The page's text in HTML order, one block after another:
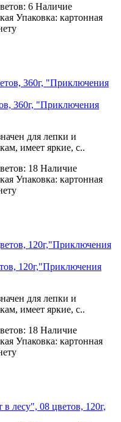
6 Наличие
Упаковка: картонная
360г, "Приключения
для лепки и
имеет яркие, с..
18 Наличие
Упаковка: картонная
120г,"Приключения
для лепки и
имеет яркие, с..
18 Наличие
Упаковка: картонная